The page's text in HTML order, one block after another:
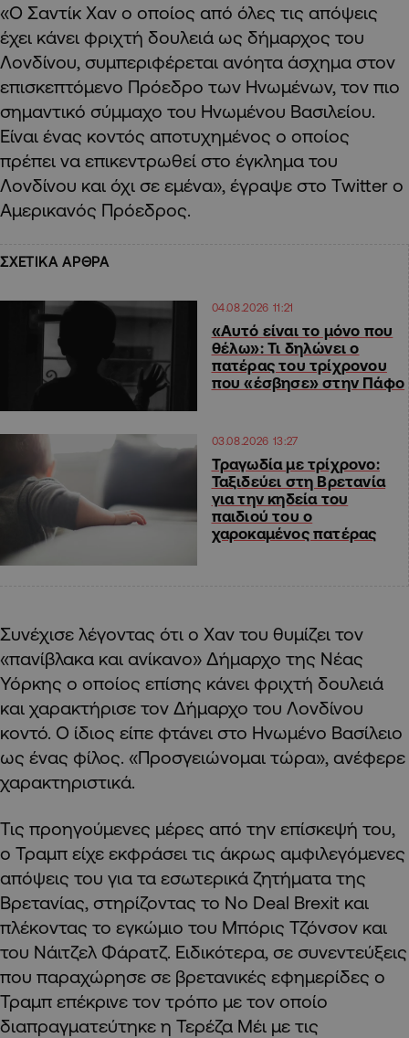
«Ο Σαντίκ Χαν ο οποίος από όλες τις απόψεις
έχει κάνει φριχτή δουλειά ως δήμαρχος του
Λονδίνου, συμπεριφέρεται ανόητα άσχημα στον
επισκεπτόμενο Πρόεδρο των Ηνωμένων, τον πιο
σημαντικό σύμμαχο του Ηνωμένου Βασιλείου.
Είναι ένας κοντός αποτυχημένος ο οποίος
πρέπει να επικεντρωθεί στο έγκλημα του
Λονδίνου και όχι σε εμένα», έγραψε στο Twitter ο
Αμερικανός Πρόεδρος.
ΣΧΕΤΙΚΑ ΑΡΘΡΑ
04.08.2026 11:21
«Αυτό είναι το μόνο που
θέλω»: Τι δηλώνει ο
πατέρας του τρίχρονου
που «έσβησε» στην Πάφο
03.08.2026 13:27
Τραγωδία με τρίχρονο:
Ταξιδεύει στη Βρετανία
για την κηδεία του
παιδιού του ο
χαροκαμένος πατέρας
Συνέχισε λέγοντας ότι ο Χαν του θυμίζει τον
«πανίβλακα και ανίκανο» Δήμαρχο της Νέας
Υόρκης ο οποίος επίσης κάνει φριχτή δουλειά
και χαρακτήρισε τον Δήμαρχο του Λονδίνου
κοντό. Ο ίδιος είπε φτάνει στο Ηνωμένο Βασίλειο
ως ένας φίλος. «Προσγειώνομαι τώρα», ανέφερε
χαρακτηριστικά.
Τις προηγούμενες μέρες από την επίσκεψή του,
ο Τραμπ είχε εκφράσει τις άκρως αμφιλεγόμενες
απόψεις του για τα εσωτερικά ζητήματα της
Βρετανίας, στηρίζοντας το No Deal Brexit και
πλέκοντας το εγκώμιο του Μπόρις Τζόνσον και
του Νάιτζελ Φάρατζ. Ειδικότερα, σε συνεντεύξεις
που παραχώρησε σε βρετανικές εφημερίδες ο
Τραμπ επέκρινε τον τρόπο με τον οποίο
διαπραγματεύτηκε η Τερέζα Μέι με τις